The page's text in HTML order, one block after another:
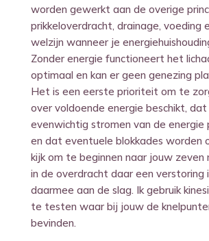
worden gewerkt aan de overige
prikkeloverdracht, drainage, voeding
welzijn wanneer je
Zonder energie functioneert het
optimaal en kan er geen genezing
Het is een eerste prioriteit om te
over voldoende energie beschikt, dat
evenwichtig stromen van de energie
en dat eventuele blokkades worden
kijk om te beginnen naar jouw zeven
in de overdracht daar een verstoring
daarmee aan de slag. Ik gebruik
te testen waar bij jouw de
bevinden.